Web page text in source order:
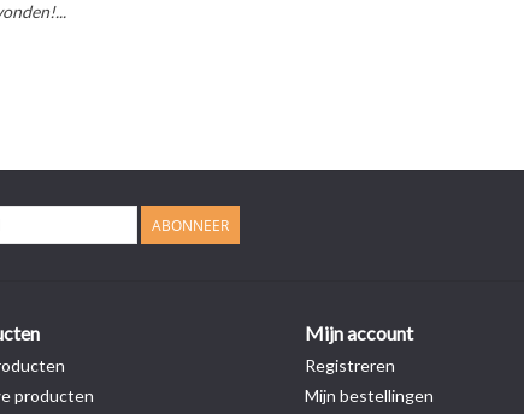
ABONNEER
producten
Mijn account
Registreren
Mijn bestellingen